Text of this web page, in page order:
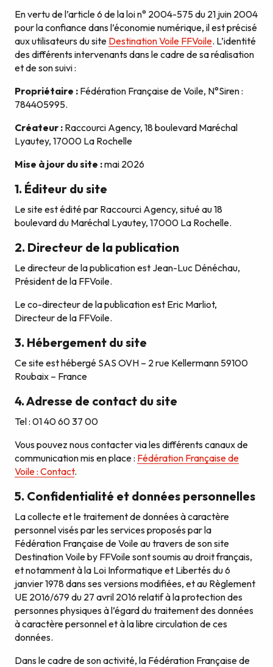
En vertu de l’article 6 de la loi n° 2004-575 du 21 juin 2004
pour la confiance dans l’économie numérique, il est précisé
aux utilisateurs du site Destination Voile FFVoile. L’identité
des différents intervenants dans le cadre de sa réalisation
et de son suivi :
Propriétaire : Fédération Française de Voile, N°Siren :
784405995.
Créateur : Raccourci Agency, 18 boulevard Maréchal
Lyautey, 17000 La Rochelle
Mise à jour du site :mai 2026
1. Éditeur du site
Le site est édité par Raccourci Agency, situé au 18
boulevard du Maréchal Lyautey, 17000 La Rochelle.
2. Directeur de la publication
Le directeur de la publication est Jean-Luc Dénéchau,
Président de la FFVoile.
Le co-directeur de la publication est Eric Marliot,
Directeur de la FFVoile.
3. Hébergement du site
Ce site est hébergé SAS OVH – 2 rue Kellermann 59100
Roubaix – France
4. Adresse de contact du site
Tel : 01 40 60 37 00
Vous pouvez nous contacter via les différents canaux de
communication mis en place : Fédération Française de
Voile : Contact.
5. Confidentialité et données personnelles
La collecte et le traitement de données à caractère
personnel visés par les services proposés par la
Fédération Française de Voile au travers de son site
Destination Voile by FFVoile sont soumis au droit français,
et notamment à la Loi Informatique et Libertés du 6
janvier 1978 dans ses versions modifiées, et au Règlement
UE 2016/679 du 27 avril 2016 relatif à la protection des
personnes physiques à l’égard du traitement des données
à caractère personnel et à la libre circulation de ces
données.
Dans le cadre de son activité, la Fédération Française de